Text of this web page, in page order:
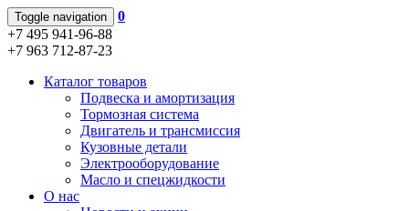
Toggle navigation
0
+7 495 941-96-88
+7 963 712-87-23
Каталог товаров
Подвеска и амортизация
Тормозная система
Двигатель и трансмиссия
Кузовные детали
Электрооборудование
Масло и спецжидкости
О нас